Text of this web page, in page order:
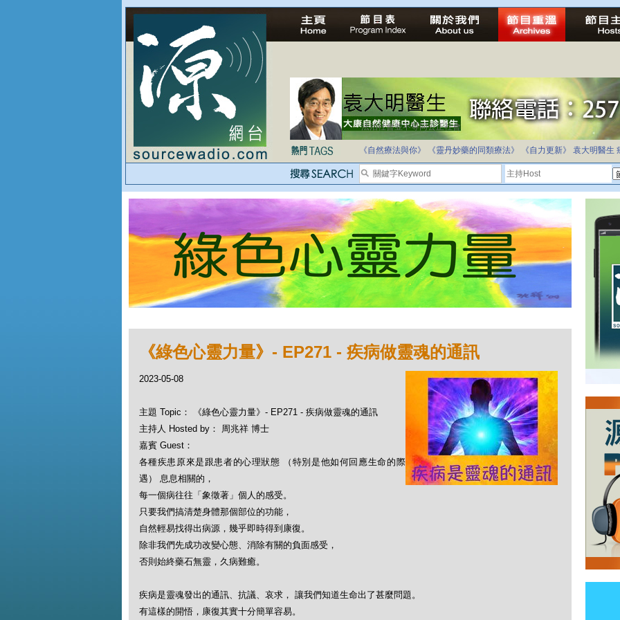
法治社會並不等同公正社會
自家教育合法化-推動多元化教育，全民學卷制
《自然療法與你》 《靈丹妙藥的同類療法》 《自力更新》 袁大明醫生
《綠色心靈力量》- EP271 - 疾病做靈魂的通訊
2023-05-08
主題 Topic： 《綠色心靈力量》- EP271 - 疾病做靈魂的通訊
主持人 Hosted by： 周兆祥 博士
嘉賓 Guest：
各種疾患原來是跟患者的心理狀態 （特別是他如何回應生命的際
遇） 息息相關的，
每一個病往往「象徵著」個人的感受。
只要我們搞清楚身體那個部位的功能，
自然輕易找得出病源，幾乎即時得到康復。
除非我們先成功改變心態、消除有關的負面感受，
否則始終藥石無靈，久病難癒。
疾病是靈魂發出的通訊、抗議、哀求， 讓我們知道生命出了甚麼問題。
有這樣的開悟，康復其實十分簡單容易。